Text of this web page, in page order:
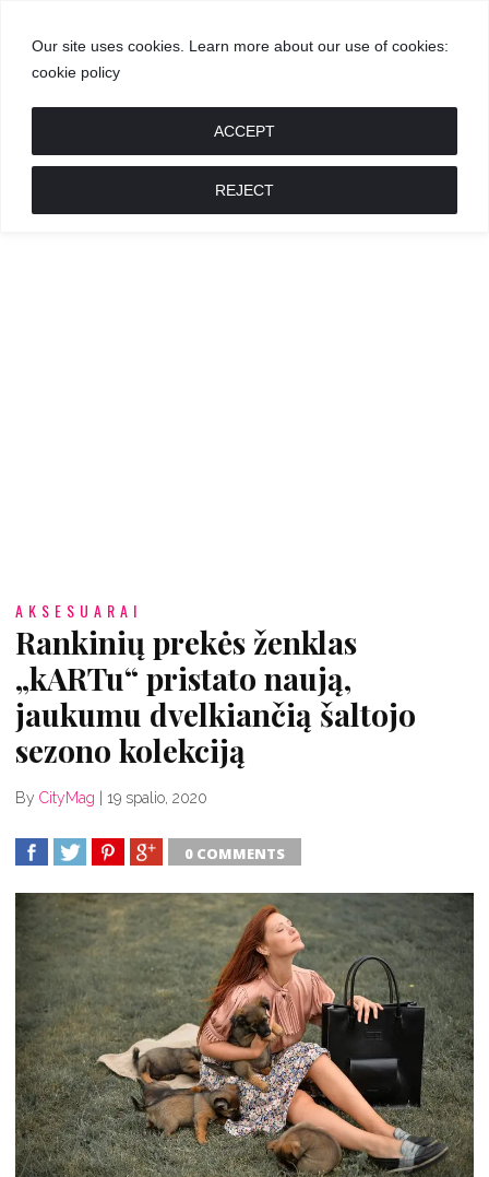
Our site uses cookies. Learn more about our use of cookies:
cookie policy
REJECT
ACCEPT
GROŽIS
MADA
AKSESUARAI
Rankinių prekės ženklas
„kARTu“ pristato naują,
jaukumu dvelkiančią šaltojo
sezono kolekciją
By CityMag 19 spalio, 2020
0 COMMENTS